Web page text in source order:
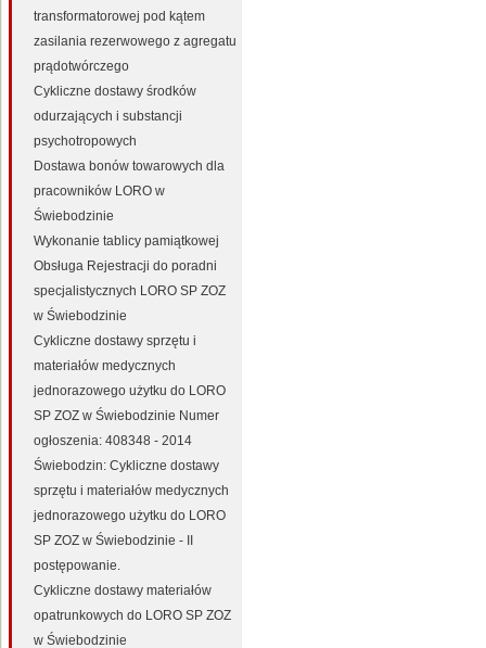
transformatorowej pod kątem
zasilania rezerwowego z agregatu
prądotwórczego
Cykliczne dostawy środków
odurzających i substancji
psychotropowych
Dostawa bonów towarowych dla
pracowników LORO w
Świebodzinie
Wykonanie tablicy pamiątkowej
Obsługa Rejestracji do poradni
specjalistycznych LORO SP ZOZ
w Świebodzinie
Cykliczne dostawy sprzętu i
materiałów medycznych
jednorazowego użytku do LORO
SP ZOZ w Świebodzinie Numer
ogłoszenia: 408348 - 2014
Świebodzin: Cykliczne dostawy
sprzętu i materiałów medycznych
jednorazowego użytku do LORO
SP ZOZ w Świebodzinie - II
postępowanie.
Cykliczne dostawy materiałów
opatrunkowych do LORO SP ZOZ
w Świebodzinie